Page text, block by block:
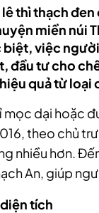
thì thạch
miền núi
việc
đầu tư cho
quả từ loại
mọc dại hoặc
theo chủ
nhiều hơn.
An, giúp
tích